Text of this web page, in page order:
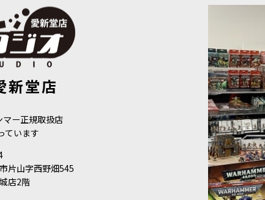
ンバットパトロール 2号
会員割引・クーポン割引対象外の商品です。 『ウォーハンマー
ンバットパトロール 3号
会員割引・クーポン割引対象外の商品です。 『ウォーハンマー
[週刊ウォーハンマー] コンバットパトロール 13号
[
新堂店
ー正規取扱店
ています
片山字西野畑545
店2階